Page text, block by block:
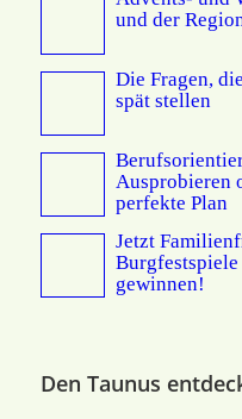
und der
Die Fragen,
spät stellen
Ausprobieren
perfekte Plan
Jetzt
gewinnen!
Den Taunus